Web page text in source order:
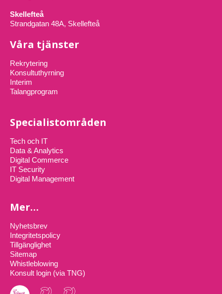
Skellefteå
Strandgatan 48A, Skellefteå
Våra tjänster
Rekrytering
Konsultuthyrning
Interim
Talangprogram
Specialistområden
Tech och IT
Data & Analytics
Digital Commerce
IT Security
Digital Management
Mer…
Nyhetsbrev
Integritetspolicy
Tillgänglighet
Sitemap
Whistleblowing
Konsult login (via TNG)